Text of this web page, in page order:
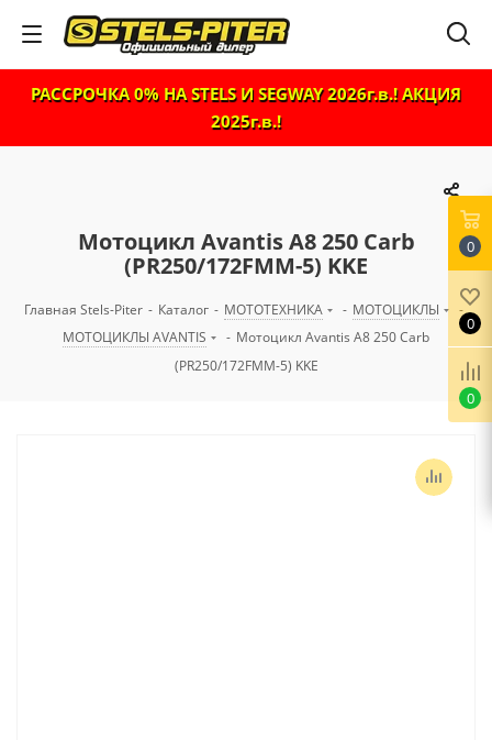
РАССРОЧКА 0% НА STELS И SEGWAY 2026г.в.! АКЦИЯ
2025г.в.!
Мотоцикл Avantis A8 250 Carb
(PR250/172FMM-5) KKE
Главная Stels-Piter - Каталог - МОТОТЕХНИКА - МОТОЦИКЛЫ
-
МОТОЦИКЛЫ AVANTIS
- Мотоцикл Avantis A8 250 Carb
(PR250/172FMM-5) KKE
0
0
0